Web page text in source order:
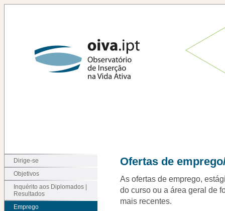
Dirige-se
Objetivos
Inquérito aos Diplomados |
Resultados
Emprego
Ofertas de
As ofertas de emprego,
do curso ou a área geral de
mais recentes.